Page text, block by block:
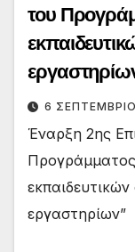
του
6
Έναρξη 2ης
εργαστηρίων”